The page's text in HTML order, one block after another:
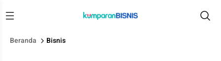
Beranda Bisnis